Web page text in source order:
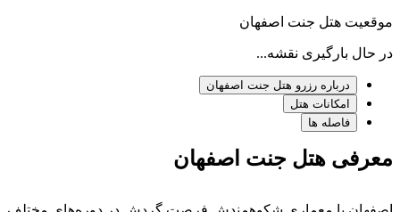
موقعیت هتل جنت اصفهان
در حال بارگیری نقشه...
درباره رزرو هتل جنت اصفهان
امکانات هتل
فاصله ها
معرفی هتل جنت اصفهان